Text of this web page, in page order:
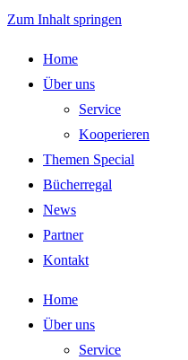
Zum Inhalt springen
Home
Über uns
Service
Kooperieren
Themen Special
Bücherregal
News
Partner
Kontakt
Home
Über uns
Service